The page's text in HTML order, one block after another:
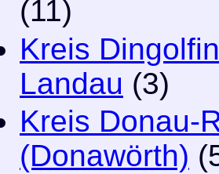
(11)
Kreis
Landau (3)
Kreis Donau-
(Donawörth)